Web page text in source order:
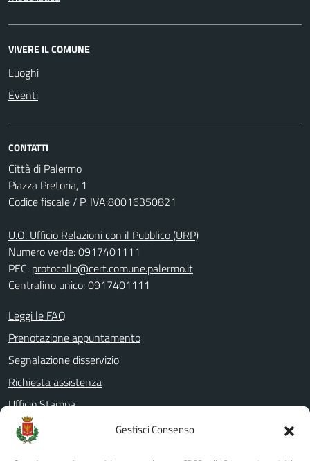
Gestisci Consenso
VIVERE IL COMUNE
Luoghi
Eventi
CONTATTI
Città di Palermo
Piazza Pretoria, 1
Codice fiscale / P. IVA:80016350821
U.O. Ufficio Relazioni con il Pubblico (URP)
Numero verde: 0917401111
PEC: protocollo@cert.comune.palermo.it
Centralino unico: 0917401111
Leggi le FAQ
Prenotazione appuntamento
Segnalazione disservizio
Richiesta assistenza
Ufficio Stampa
Amministrazione Trasparente
Albo pretorio